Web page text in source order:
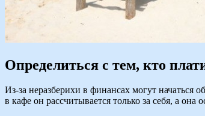
Определиться с тем, кто
Из-за неразберихи в финансах могут начаться
в кафе он рассчитывается только за себя, а